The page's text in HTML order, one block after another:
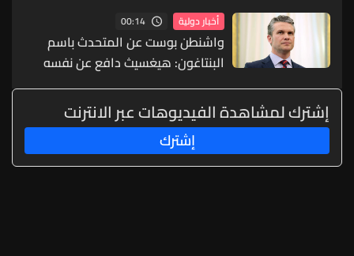
أخبار دولية 00:14
واشنطن بوست عن المتحدث باسم
البنتاغون: هيغسيث دافع عن نفسه
أمام ترامب
إشترك لمشاهدة الفيديوهات عبر الانترنت
إشترك